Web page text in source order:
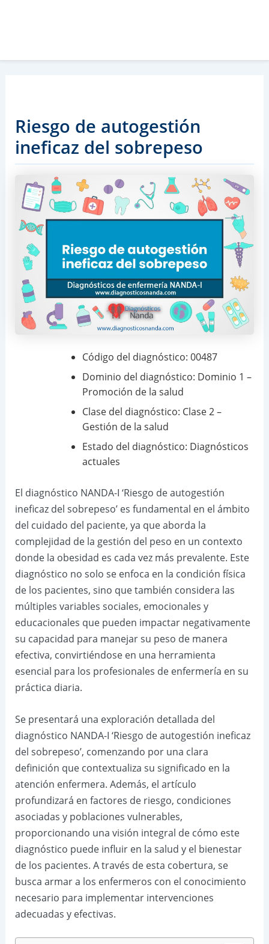
Riesgo de autogestión
ineficaz del sobrepeso
Código del diagnóstico: 00487
Dominio del diagnóstico: Dominio 1 –
Promoción de la salud
Clase del diagnóstico: Clase 2 –
Gestión de la salud
Estado del diagnóstico: Diagnósticos
actuales
El diagnóstico NANDA-I ‘Riesgo de autogestión
ineficaz del sobrepeso’ es fundamental en el ámbito
del cuidado del paciente, ya que aborda la
complejidad de la gestión del peso en un contexto
donde la obesidad es cada vez más prevalente. Este
diagnóstico no solo se enfoca en la condición física
de los pacientes, sino que también considera las
múltiples variables sociales, emocionales y
educacionales que pueden impactar negativamente
su capacidad para manejar su peso de manera
efectiva, convirtiéndose en una herramienta
esencial para los profesionales de enfermería en su
práctica diaria.
Se presentará una exploración detallada del
diagnóstico NANDA-I ‘Riesgo de autogestión ineficaz
del sobrepeso’, comenzando por una clara
definición que contextualiza su significado en la
atención enfermera. Además, el artículo
profundizará en factores de riesgo, condiciones
asociadas y poblaciones vulnerables,
proporcionando una visión integral de cómo este
diagnóstico puede influir en la salud y el bienestar
de los pacientes. A través de esta cobertura, se
busca armar a los enfermeros con el conocimiento
necesario para implementar intervenciones
adecuadas y efectivas.